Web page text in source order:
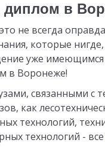
диплом в
не всегда
которые
уже
в Воронеже!
связанными
как
технологий,
технологий - все